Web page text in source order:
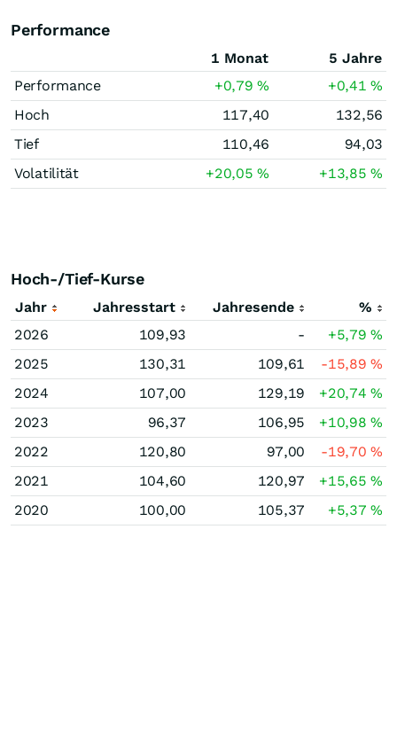
Performance
1 Monat
5 Jahre
Performance
+0,79% +0,41%
Hoch
117,40
132,56
Tief
110,46
94,03
Volatilität
+20,05% +13,85%
Hoch-/Tief-Kurse
Jahr Jahresstart Jahresende
%
2026
109,93 - +5,79%
2025
130,31 109,61 -15,89%
2024
107,00 129,19 +20,74%
2023
96,37 106,95 +10,98%
2022
120,80 97,00 -19,70%
2021
104,60 120,97 +15,65%
2020
100,00 105,37 +5,37%